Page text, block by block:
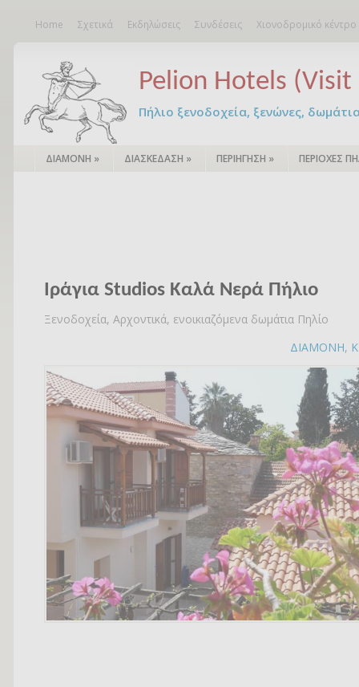
Home Σχετικά Εκδηλώσεις Συνδέσεις Χιονοδρομικό
Pelion Hotels (Visit
Πήλιο ξενοδοχεία, ξενώνες,
ΔΙΑΜΟΝΗ » ΔΙΑΣΚΕΔΑΣΗ » ΠΕΡΙΗΓΗΣΗ » ΠΕΡΙΟΧΕΣ
Ιράγια Studios Καλά Νερά Πήλιο
Ξενοδοχεία, Αρχοντικά, ενοικιαζόμενα δωμάτια Πηλίο
ΔΙΑΜΟΝΗ,